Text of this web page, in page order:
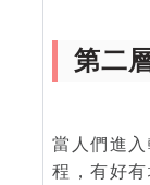
第二
當人們進
程，有好